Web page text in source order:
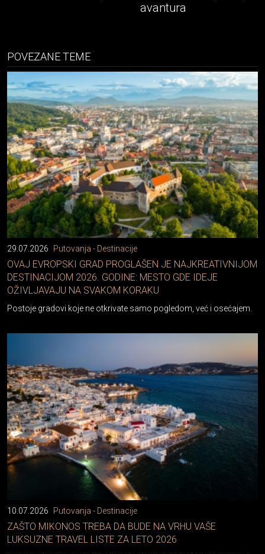
avantura
POVEZANE TEME
29.07.2026 Putovanja - Destinacije
OVAJ EVROPSKI GRAD PROGLAŠEN JE NAJKREATIVNIJOM
DESTINACIJOM 2026. GODINE: MESTO GDE IDEJE
OŽIVLJAVAJU NA SVAKOM KORAKU
Postoje gradovi koje ne otkrivate samo pogledom, već i osećajem.
10.07.2026 Putovanja - Destinacije
ZAŠTO MIKONOS TREBA DA BUDE NA VRHU VAŠE
LUKSUZNE TRAVEL LISTE ZA LETO 2026